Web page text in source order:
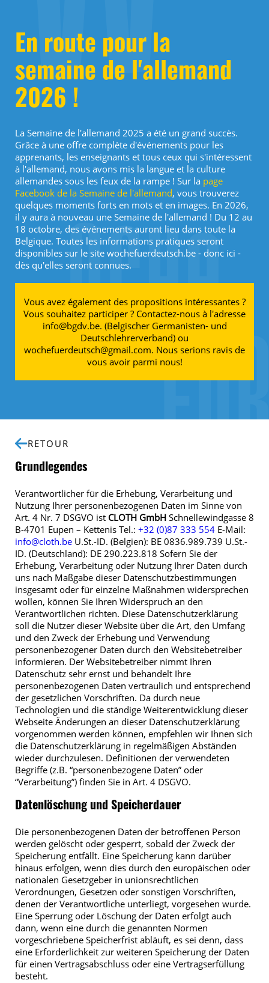
En route pour la
semaine de l'allemand
2026 !
La Semaine de l'allemand 2025 a été un grand succès.
Grâce à une offre complète d'événements pour les
apprenants, les enseignants et tous ceux qui s'intéressent
à l'allemand, nous avons mis la langue et la culture
allemandes sous les feux de la rampe ! Sur la page
Facebook de la Semaine de l'allemand, vous trouverez
quelques moments forts en mots et en images. En 2026,
il y aura à nouveau une Semaine de l'allemand ! Du 12 au
18 octobre, des événements auront lieu dans toute la
Belgique. Toutes les informations pratiques seront
disponibles sur le site wochefuerdeutsch.be - donc ici -
dès qu'elles seront connues.
Vous avez également des propositions intéressantes ?
Vous souhaitez participer ? Contactez-nous à l'adresse
info@bgdv.be. (Belgischer Germanisten- und
Deutschlehrerverband) ou
wochefuerdeutsch@gmail.com. Nous serions ravis de
vous avoir parmi nous!
RETOUR
Grundlegendes
Verantwortlicher für die Erhebung, Verarbeitung und
Nutzung Ihrer personenbezogenen Daten im Sinne von
Art. 4 Nr. 7 DSGVO ist CLOTH GmbH Schnellewindgasse 8
B-4701 Eupen – Kettenis Tel.: +32 (0)87 333 554 E-Mail:
info@cloth.be U.St.-ID. (Belgien): BE 0836.989.739 U.St.-
ID. (Deutschland): DE 290.223.818 Sofern Sie der
Erhebung, Verarbeitung oder Nutzung Ihrer Daten durch
uns nach Maßgabe dieser Datenschutzbestimmungen
insgesamt oder für einzelne Maßnahmen widersprechen
wollen, können Sie Ihren Widerspruch an den
Verantwortlichen richten. Diese Datenschutzerklärung
soll die Nutzer dieser Website über die Art, den Umfang
und den Zweck der Erhebung und Verwendung
personenbezogener Daten durch den Websitebetreiber
informieren. Der Websitebetreiber nimmt Ihren
Datenschutz sehr ernst und behandelt Ihre
personenbezogenen Daten vertraulich und entsprechend
der gesetzlichen Vorschriften. Da durch neue
Technologien und die ständige Weiterentwicklung dieser
Webseite Änderungen an dieser Datenschutzerklärung
vorgenommen werden können, empfehlen wir Ihnen sich
die Datenschutzerklärung in regelmäßigen Abständen
wieder durchzulesen. Definitionen der verwendeten
Begriffe (z.B. “personenbezogene Daten” oder
“Verarbeitung”) finden Sie in Art. 4 DSGVO.
Datenlöschung und Speicherdauer
Die personenbezogenen Daten der betroffenen Person
werden gelöscht oder gesperrt, sobald der Zweck der
Speicherung entfällt. Eine Speicherung kann darüber
hinaus erfolgen, wenn dies durch den europäischen oder
nationalen Gesetzgeber in unionsrechtlichen
Verordnungen, Gesetzen oder sonstigen Vorschriften,
denen der Verantwortliche unterliegt, vorgesehen wurde.
Eine Sperrung oder Löschung der Daten erfolgt auch
dann, wenn eine durch die genannten Normen
vorgeschriebene Speicherfrist abläuft, es sei denn, dass
eine Erforderlichkeit zur weiteren Speicherung der Daten
für einen Vertragsabschluss oder eine Vertragserfüllung
besteht.